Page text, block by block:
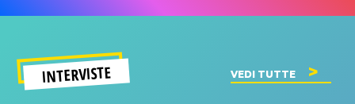
INTERVISTE VEDI TUTTE